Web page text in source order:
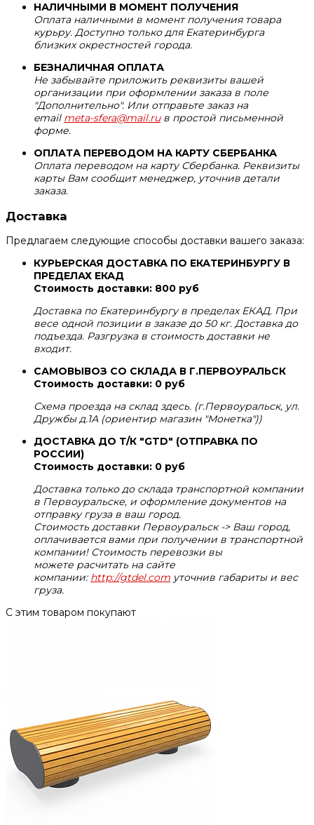
НАЛИЧНЫМИ В МОМЕНТ ПОЛУЧЕНИЯ
Оплата наличными в момент получения товара
курьру. Доступно только для Екатеринбурга
близких окрестностей города.
БЕЗНАЛИЧНАЯ ОПЛАТА
Не забывайте приложить реквизиты вашей
организации при оформлении заказа в поле
"Дополнительно". Или отправьте заказ на
email meta-sfera@mail.ruв простой письменной
форме.
ОПЛАТА ПЕРЕВОДОМ НА КАРТУ СБЕРБАНКА
Оплата переводом на карту Сбербанка. Реквизиты
карты Вам сообщит менеджер, уточнив детали
заказа.
Доставка
Предлагаем следующие способы доставки вашего заказа:
КУРЬЕРСКАЯ ДОСТАВКА ПО ЕКАТЕРИНБУРГУ В
ПРЕДЕЛАХ ЕКАД
Стоимость доставки: 800 руб
Доставка по Екатеринбургу в пределах ЕКАД. При
весе одной позиции в заказе до 50 кг. Доставка до
подъезда. Разгрузка в стоимость доставки не
входит.
САМОВЫВОЗ СО СКЛАДА В Г.ПЕРВОУРАЛЬСК
Стоимость доставки: 0 руб
Схема проезда на склад здесь. (г.Первоуральск, ул.
Дружбы д.1А (ориентир магазин "Монетка"))
ДОСТАВКА ДО Т/К "GTD" (ОТПРАВКА ПО
РОССИИ)
Стоимость доставки: 0 руб
Доставка только до склада транспортной компании
в Первоуральске, и оформление документов на
отправку груза в ваш город.
Стоимость доставки Первоуральск -> Ваш город,
оплачивается вами при получении в транспортной
компании! Стоимость перевозки вы
можете расчитать на сайте
компании: http://gtdel.com уточнив габариты и вес
груза.
С этим товаром покупают